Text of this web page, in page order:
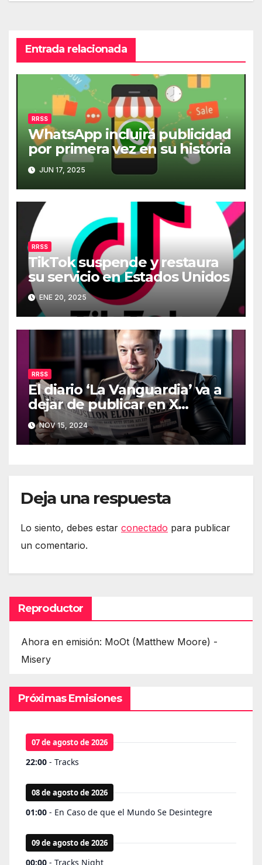
Entrada relacionada
RRSS
WhatsApp incluirá publicidad
por primera vez en su historia
JUN 17, 2025
RRSS
TikTok suspende y restaura
su servicio en Estados Unidos
ENE 20, 2025
RRSS
El diario ‘La Vanguardia’ va a
dejar de publicar en X
(Twitter)
NOV 15, 2024
Deja una respuesta
Lo siento, debes estar conectado para publicar
un comentario.
Reproductor
Ahora en emisión: MoOt (Matthew Moore) -
Misery
Próximas Emisiones